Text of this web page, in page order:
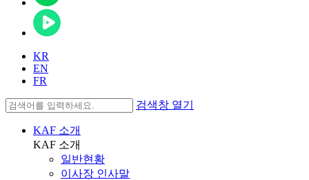
KR
EN
FR
검색창 열기
KAF 소개
KAF 소개
일반현황
이사장 인사말